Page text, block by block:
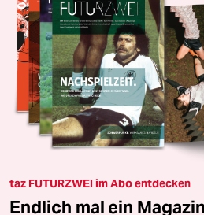
taz FUTURZWEI im Abo entdecken
Endlich mal ein